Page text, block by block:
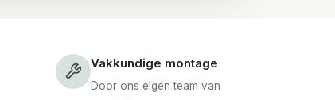
Vakkundige montage
Door ons eigen team van